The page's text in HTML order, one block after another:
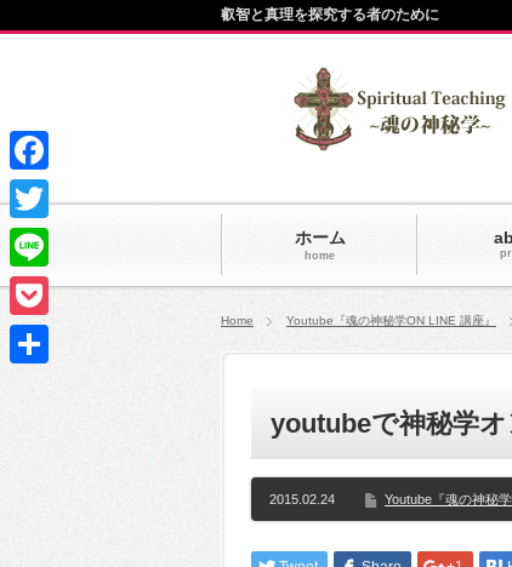
ホーム
home
叡智と真理を探究する者のために
Home Youtube『魂の神秘学ON LINE 講座』
youtubeで神秘学
2015.02.24 Youtube『魂の神秘
Facebook
Twitter
Line
Pocket